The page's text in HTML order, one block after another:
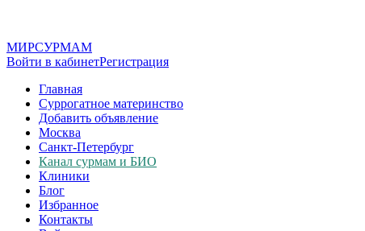
МИРСУРМАМ
Войти в кабинетРегистрация
Главная
Суррогатное материнство
Добавить объявление
Москва
Санкт-Петербург
Канал сурмам и БИО
Клиники
Блог
Избранное
Контакты